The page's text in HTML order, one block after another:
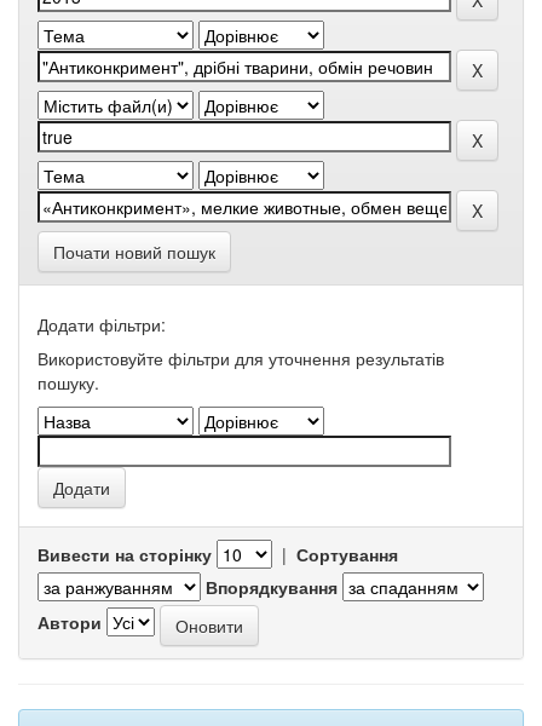
Почати новий пошук
Додати фільтри:
Використовуйте фільтри для уточнення результатів
пошуку.
Вивести на сторінку | Сортування
Впорядкування
Автори